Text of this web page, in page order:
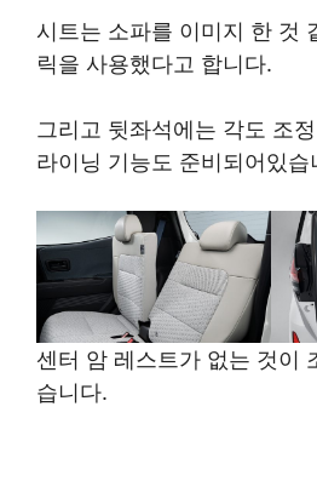
시트는 소파를 이미지 한 것
릭을 사용했다고 합니다.
그리고 뒷좌석에는 각도 조
라이닝 기능도 준비되어있습
센터 암 레스트가 없는 것이
습니다.